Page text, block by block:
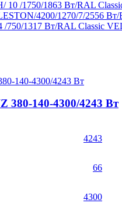
380-140-4300/4243 Вт
4243
66
4300